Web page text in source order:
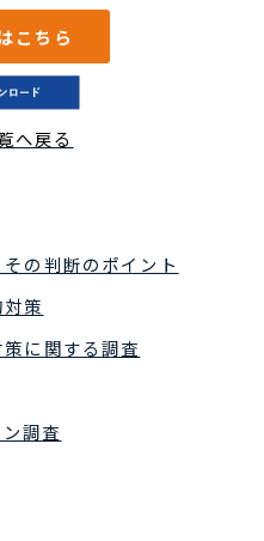
こちら
へ戻る
の判断のポイント
策
に関する調査
調査